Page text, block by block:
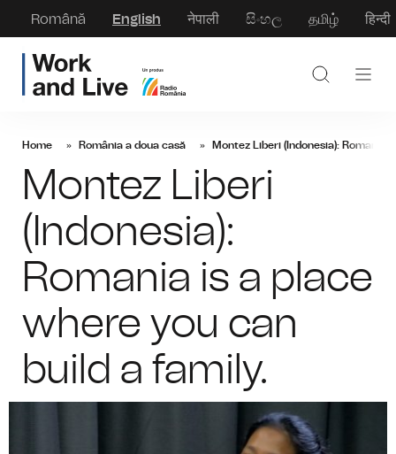
Română English नेपाली සිංහල தமிழ் हिन्दी
Home România a doua casă Montez Liberi (Indonesia): Romania
Montez Liberi
(Indonesia):
Romania is a place
where you can
build a family.